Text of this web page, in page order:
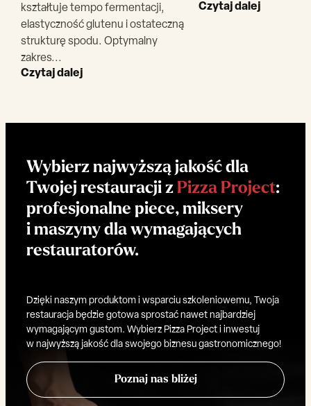
kształtuje tempo fermentacji,
elastyczność glutenu i ostateczną
strukturę spodu. Optymalny
zakres...
Czytaj dalej
Czytaj dalej
Wybierz najwyższą jakość dla
Twojej restauracji z Pizza Project:
profesjonalne piece, miksery
i maszyny dla wymagających
restauratorów.
Dzięki naszym produktom i wsparciu szkoleniowemu, Twoja
restauracja będzie gotowa sprostać nawet najbardziej
wymagającym gustom. Wybierz Pizza Project i inwestuj
w najwyższą jakość dla swojego biznesu gastronomicznego!
Poznaj nas bliżej